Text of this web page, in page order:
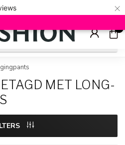
×
voor flinke kortingen
0
MET LONG-